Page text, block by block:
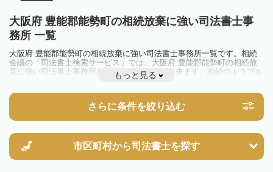
大阪府 豊能郡能勢町の相続放棄に強い司法書士事
務所 一覧
大阪府 豊能郡能勢町の相続放棄に強い司法書士事務所一覧です。相続
会議の「司法書士検索サービス」では、大阪府 豊能郡能勢町の相続放
棄に強い司法書士事務所を一覧で見ることが出来ます。相続のトラブル
やお悩みを抱えている方は一度近隣の司法書士に相談してみましょう。
もっと見る
さらに条件を絞り込む
市区町村から司法書士を探す